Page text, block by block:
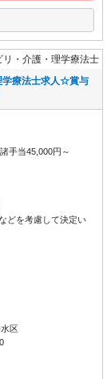
リ・介護
理学療法士
学療法士求人☆賞与
手当45,000円～
どを考慮して決定い
区